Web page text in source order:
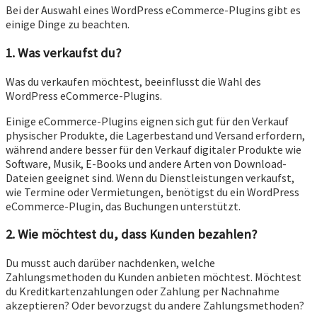
Bei der Auswahl eines WordPress eCommerce-Plugins gibt es
einige Dinge zu beachten.
1. Was verkaufst du?
Was du verkaufen möchtest, beeinflusst die Wahl des
WordPress eCommerce-Plugins.
Einige eCommerce-Plugins eignen sich gut für den Verkauf
physischer Produkte, die Lagerbestand und Versand erfordern,
während andere besser für den Verkauf digitaler Produkte wie
Software, Musik, E-Books und andere Arten von Download-
Dateien geeignet sind. Wenn du Dienstleistungen verkaufst,
wie Termine oder Vermietungen, benötigst du ein WordPress
eCommerce-Plugin, das Buchungen unterstützt.
2. Wie möchtest du, dass Kunden bezahlen?
Du musst auch darüber nachdenken, welche
Zahlungsmethoden du Kunden anbieten möchtest. Möchtest
du Kreditkartenzahlungen oder Zahlung per Nachnahme
akzeptieren? Oder bevorzugst du andere Zahlungsmethoden?